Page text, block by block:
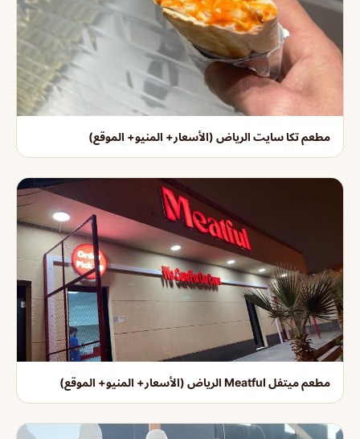
مطعم تكا سايت الرياض (الأسعار+ المنيو+ الموقع)
مطعم ميتفل Meatful الرياض (الأسعار+ المنيو+ الموقع)